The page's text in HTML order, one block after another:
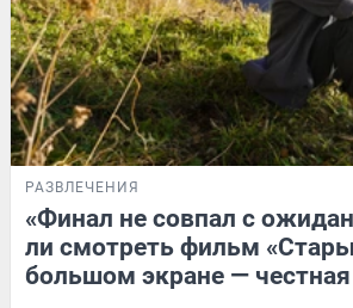
РАЗВЛЕЧЕНИЯ
«Финал не совпал с
ли смотреть фильм
большом экране —